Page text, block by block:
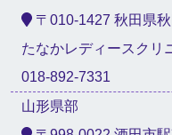
〒010-1427 秋田県
たなかレディースクリ
018-892-7331
山形県部